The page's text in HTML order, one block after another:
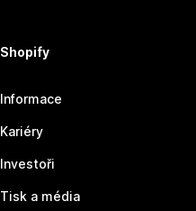
Shopify
Informace
Kariéry
Investoři
Tisk a média